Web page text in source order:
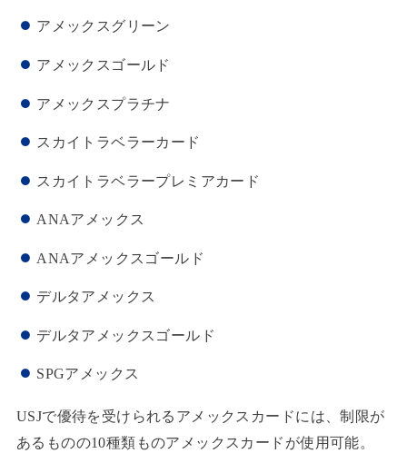
アメックスグリーン
アメックスゴールド
アメックスプラチナ
スカイトラベラーカード
スカイトラベラープレミアカード
ANAアメックス
ANAアメックスゴールド
デルタアメックス
デルタアメックスゴールド
SPGアメックス
USJで優待を受けられるアメックスカードには、制限が
あるものの10種類ものアメックスカードが使用可能。